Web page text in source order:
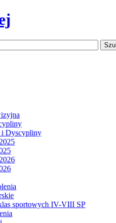
i Dyscypliny
sportowych IV-VIII SP